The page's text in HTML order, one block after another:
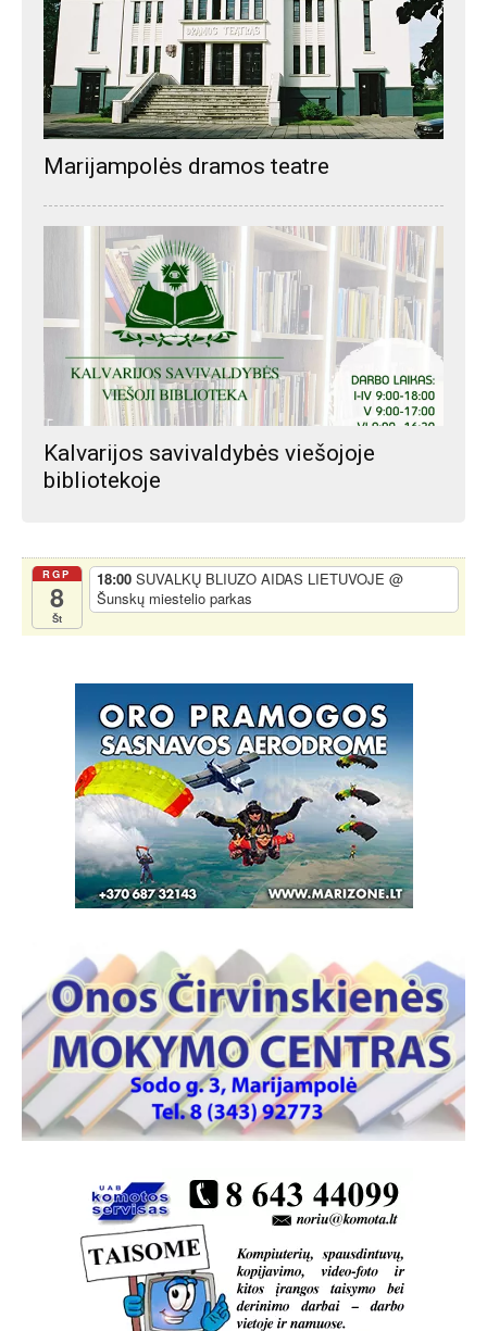
Marijampolės dramos teatre
Kalvarijos savivaldybės viešojoje
bibliotekoje
RGP
8
Št
18:00 SUVALKŲ BLIUZO AIDAS LIETUVOJE @
Šunskų miestelio parkas